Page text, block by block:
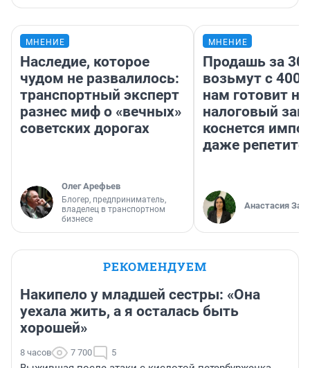
МНЕНИЕ
Наследие, которое
чудом не развалилось:
транспортный эксперт
разнес миф о «вечных»
советских дорогах
Олег Арефьев
Блогер, предприниматель,
владелец в транспортном
бизнесе
МНЕНИЕ
Продашь за
возьмут с
нам готовит
налоговый
коснется
даже
Анастасия
РЕКОМЕНДУЕМ
Накипело у младшей сестры: «Она
уехала жить, а я осталась быть
хорошей»
8 часов 7 700 5